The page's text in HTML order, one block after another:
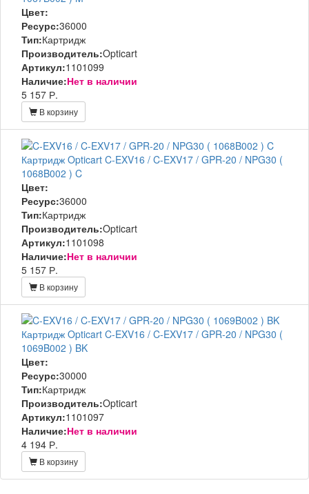
Цвет:
Ресурс:36000
Тип:Картридж
Производитель:Opticart
Артикул:1101099
Наличие:Нет в наличии
5 157 Р.
В корзину
Картридж Opticart C-EXV16 / C-EXV17 / GPR-20 / NPG30 (
1068B002 ) C
Цвет:
Ресурс:36000
Тип:Картридж
Производитель:Opticart
Артикул:1101098
Наличие:Нет в наличии
5 157 Р.
В корзину
Картридж Opticart C-EXV16 / C-EXV17 / GPR-20 / NPG30 (
1069B002 ) BK
Цвет:
Ресурс:30000
Тип:Картридж
Производитель:Opticart
Артикул:1101097
Наличие:Нет в наличии
4 194 Р.
В корзину